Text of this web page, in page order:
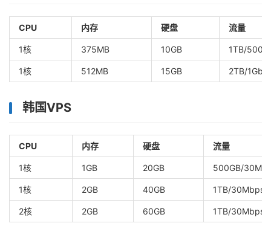
CPU 内存 硬盘 流量
1核 375MB 10GB 1TB/
1核 512MB 15GB 2TB/
韩国VPS
CPU 内存 硬盘 流量
1核 1GB 20GB 500GB/
1核 2GB 40GB 1TB/30Mbps
2核 2GB 60GB 1TB/30Mbps